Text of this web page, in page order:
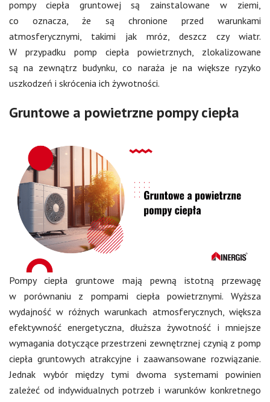
pompy ciepła gruntowej są zainstalowane w ziemi,
co oznacza, że są chronione przed warunkami
atmosferycznymi, takimi jak mróz, deszcz czy wiatr.
W przypadku pomp ciepła powietrznych, zlokalizowane
są na zewnątrz budynku, co naraża je na większe ryzyko
uszkodzeń i skrócenia ich żywotności.
Gruntowe a powietrzne pompy ciepła
Pompy ciepła gruntowe mają pewną istotną przewagę
w porównaniu z pompami ciepła powietrznymi. Wyższa
wydajność w różnych warunkach atmosferycznych, większa
efektywność energetyczna, dłuższa żywotność i mniejsze
wymagania dotyczące przestrzeni zewnętrznej czynią z pomp
ciepła gruntowych atrakcyjne i zaawansowane rozwiązanie.
Jednak wybór między tymi dwoma systemami powinien
zależeć od indywidualnych potrzeb i warunków konkretnego